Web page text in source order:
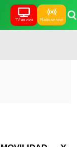
TV en vivo Radio en vivo